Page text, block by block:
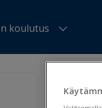
koulutus